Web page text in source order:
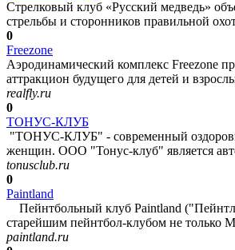
Стрелковый клуб «Русский медведь»
стрельбы и сторонников правильной
0
Freezone
Аэродинамический комплекс Freezone
аттракцион будущего для детей и
realfly.ru
0
ТОНУС-КЛУБ
"ТОНУС-КЛУБ" - современный
женщин. ООО "Тонус-клуб" является
tonusclub.ru
0
Paintland
Пейнтбольный клуб Paintland
старейшим пейнтбол-клубом не только
paintland.ru